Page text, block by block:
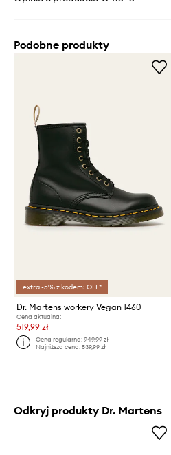
Podobne produkty
extra -5% z kodem: OFF*
Dr. Martens workery Vegan 1460
Cena aktualna:
519,99 zł
Cena regularna:949,99 zł
Najniższa cena:539,99 zł
Odkryj produkty Dr. Martens